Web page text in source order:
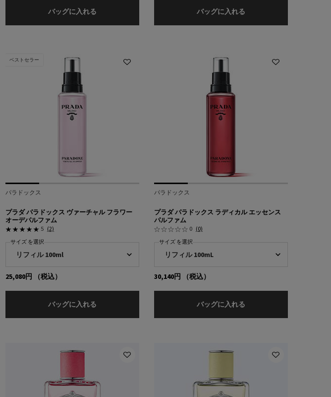
ス ヴァーチャル フラワー オーデパルファム
バッグに入れる プラダ パラドックス ラディカル エッセンス パルファム
バッグに入れる
ス オーデパルファム
ベストセラー
パラドックス
プラダ パラドックス ヴァーチャル フラワー
オーデパルファム
5 (2)
サイズ を選択
25,080円 （税込）
バッグに入れる プラダ パラドックス ヴァーチャル フラワー オーデパルファム
パラドックス
プラダ パラドックス ラディカル エッセンス
パルファム
0 (0)
サイズ を選択
30,140円 （税込）
バッグに入れる